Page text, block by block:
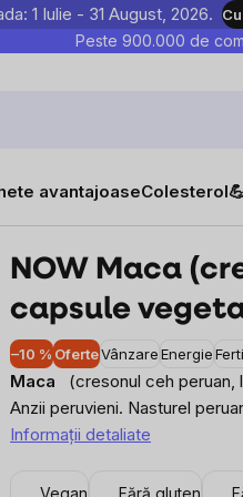
1 Iulie - 31 August, 2026.
Peste 900.000 de
avantajoaseColesterol
NOW Maca
capsule
–10 % OferteVânzareEnergie
Maca (cresonul ceh peruan,
Anzii peruvieni. Nasturel
Informaţii detaliate
Vegan Fără gluten